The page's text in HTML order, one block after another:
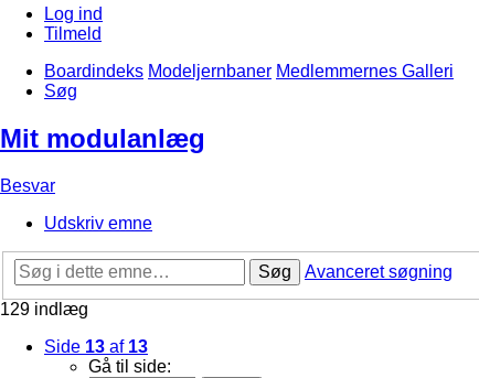
Log ind
Tilmeld
Boardindeks Modeljernbaner Medlemmernes Galleri
Søg
Mit modulanlæg
Besvar
Udskriv emne
Søg
Avanceret søgning
129 indlæg
Side 13 af 13
Gå til side: